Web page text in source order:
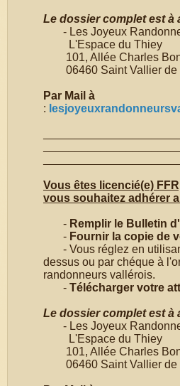
Le dossier complet est à
- Les Joyeux
L'Espace du Thiey
101, Allée Charles
06460 Saint Vallier
Par Mail à
:
Vous êtes licencié(e)
vous souhaitez adhérer
- Remplir le Bulletin
- Fournir la copie de
- Vous réglez en
dessus ou par chéque à
randonneurs vallérois.
- Télécharger votre
Le dossier complet est à
- Les Joyeux
L'Espace du Thiey
101, Allée Charles
06460 Saint Vallier